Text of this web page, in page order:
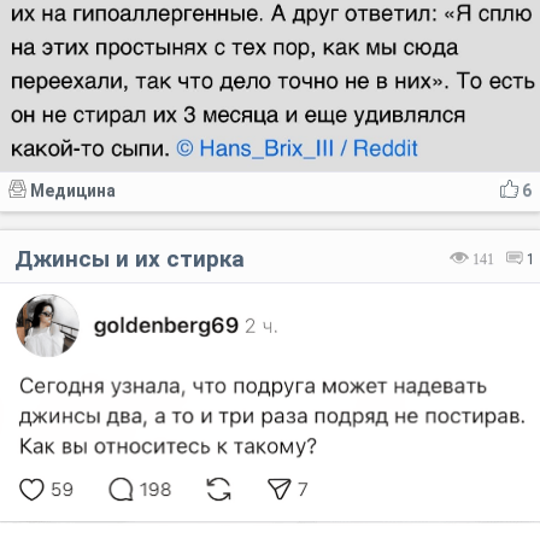
6
Медицина
141 1
Джинсы и их стирка